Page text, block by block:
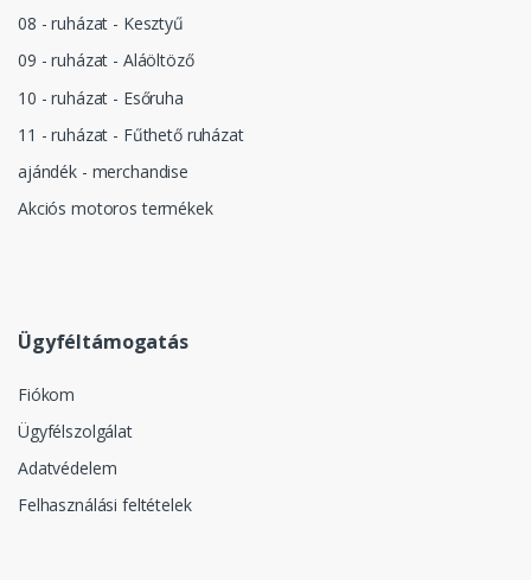
08 - ruházat - Kesztyű
09 - ruházat - Aláöltöző
10 - ruházat - Esőruha
11 - ruházat - Fűthető ruházat
ajándék - merchandise
Akciós motoros termékek
Ügyféltámogatás
Fiókom
Ügyfélszolgálat
Adatvédelem
Felhasználási feltételek